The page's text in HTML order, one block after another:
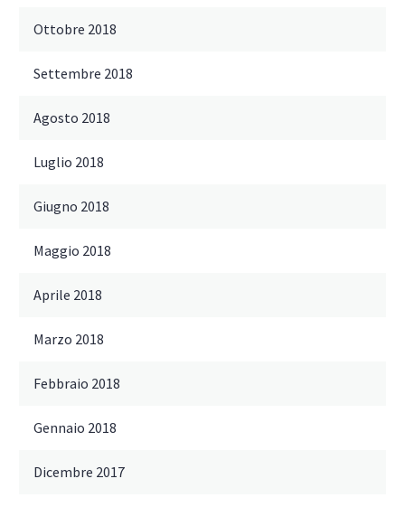
Ottobre 2018
Settembre 2018
Agosto 2018
Luglio 2018
Giugno 2018
Maggio 2018
Aprile 2018
Marzo 2018
Febbraio 2018
Gennaio 2018
Dicembre 2017